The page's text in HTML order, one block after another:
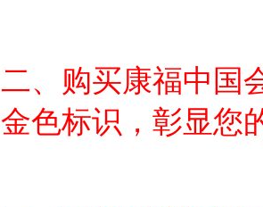
二、购买康福中国
金色标识，彰显您